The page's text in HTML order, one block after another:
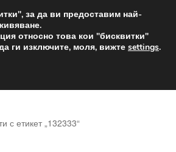
от 12 лв.
по целия свят
с етикет „132333“
за да ви предоставим най-
относно това кои "бисквитки"
ги изключите, моля, вижте settings.